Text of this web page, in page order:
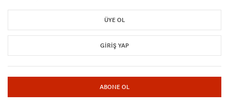
ÜYE OL
GIRIŞ YAP
ABONE OL